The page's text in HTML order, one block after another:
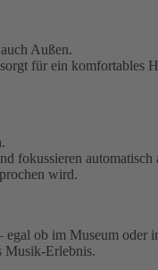
Außen.
für ein komfortables
fokussieren automatisch
wird.
ob im Museum oder
Musik-Erlebnis.